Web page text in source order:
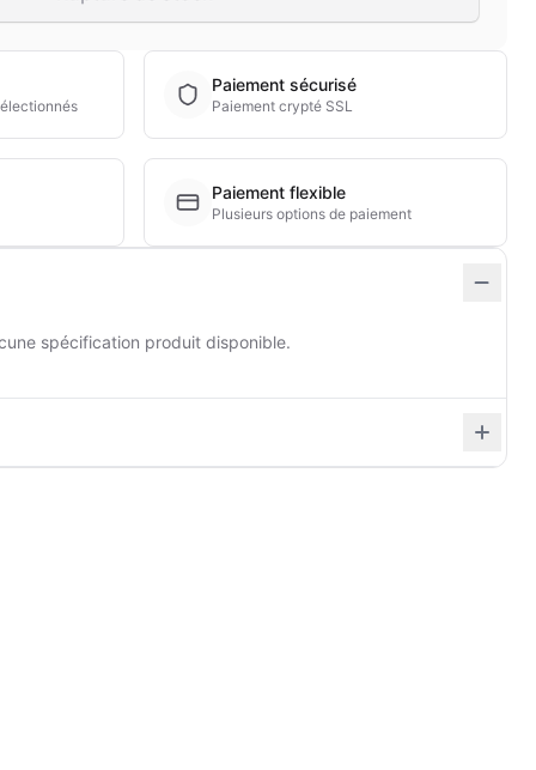
Paiement sécurisé
Paiement crypté SSL
Paiement flexible
Plusieurs options de paiement
spécification produit disponible.